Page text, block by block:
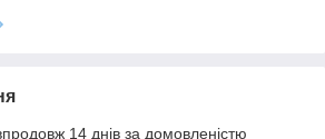
14 днів за домовленістю